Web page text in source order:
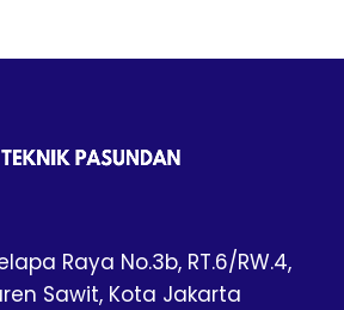
Raya No.3b, RT.6/RW.4,
Sawit, Kota Jakarta